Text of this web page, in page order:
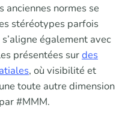
anciennes normes se
stéréotypes parfois
également avec
présentées surdes
, où visibilité et
toute autre dimension
#MMM.